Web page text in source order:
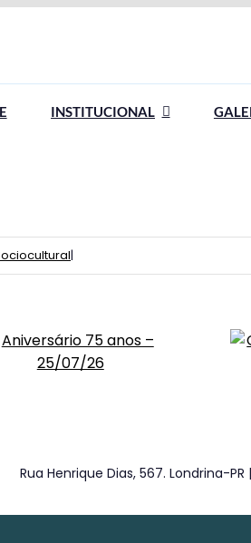
INSTITUCIONAL
|
Rua Henrique Dias, 567. Londrina-